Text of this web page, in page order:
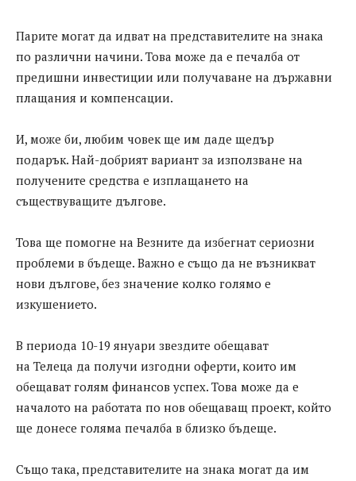
Парите могат да идват на представителите на знака
по различни начини. Това може да е печалба от
предишни инвестиции или получаване на държавни
плащания и компенсации.
И, може би, любим човек ще им даде щедър
подарък. Най-добрият вариант за използване на
получените средства е изплащането на
съществуващите дългове.
Това ще помогне на Везните да избегнат сериозни
проблеми в бъдеще. Важно е също да не възникват
нови дългове, без значение колко голямо е
изкушението.
В периода 10-19 януари звездите обещават
на Телеца да получи изгодни оферти, които им
обещават голям финансов успех. Това може да е
началото на работата по нов обещаващ проект, който
ще донесе голяма печалба в близко бъдеще.
Също така, представителите на знака могат да им